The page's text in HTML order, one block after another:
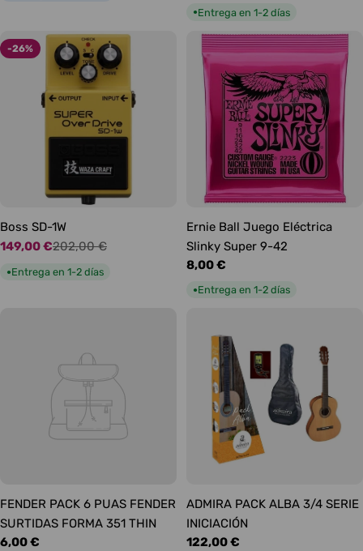
●Entrega en 1-2 días
-26%
Boss SD-1W
Precio
de
149,00 €
Precio
habitual
202,00 €
●Entrega en 1-2 días
Ernie Ball Juego Eléctrica
Slinky Super 9-42
Precio
habitual
8,00 €
●Entrega en 1-2 días
FENDER PACK 6 PUAS FENDER
SURTIDAS FORMA 351 THIN
Precio
6,00 €
ADMIRA PACK ALBA 3/4 SERIE
INICIACIÓN
Precio
122,00 €